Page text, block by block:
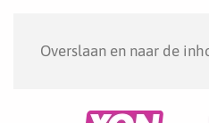
Overslaan en naar de